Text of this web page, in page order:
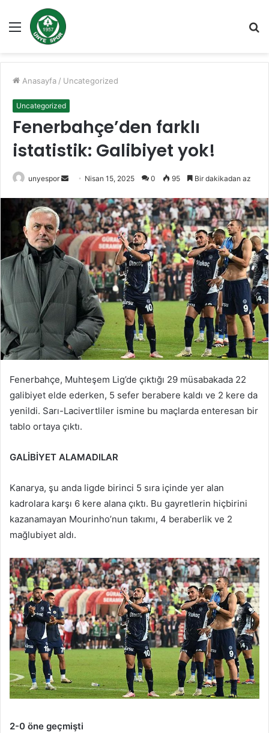
Menü
...
Anasayfa / Uncategorized
Uncategorized
Fenerbahçe’den farklı
istatistik: Galibiyet yok!
unyespor
Bir
posta
göndermek
Nisan 15, 2025 0 95 Bir dakikadan az
Fenerbahçe, Muhteşem Lig’de çıktığı 29 müsabakada 22
galibiyet elde ederken, 5 sefer berabere kaldı ve 2 kere da
yenildi. Sarı-Lacivertliler ismine bu maçlarda enteresan bir
tablo ortaya çıktı.
GALİBİYET ALAMADILAR
Kanarya, şu anda ligde birinci 5 sıra içinde yer alan
kadrolara karşı 6 kere alana çıktı. Bu gayretlerin hiçbirini
kazanamayan Mourinho’nun takımı, 4 beraberlik ve 2
mağlubiyet aldı.
2-0 öne geçmişti